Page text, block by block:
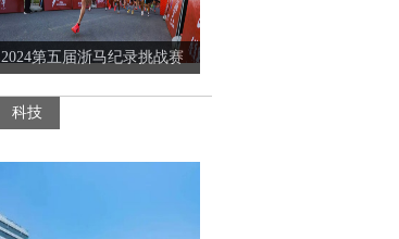
2024第五届浙马纪录挑战赛
科技